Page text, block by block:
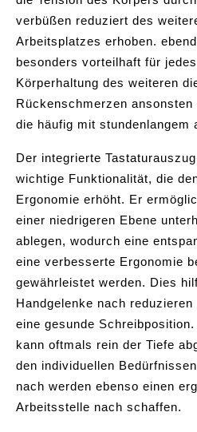
verbüßen reduziert des
Arbeitsplatzes erhoben.
besonders vorteilhaft für
Körperhaltung des weiteren
Rückenschmerzen
die häufig mit stundenlangem
Der integrierte
wichtige Funktionalität, die
Ergonomie erhöht. Er
einer niedrigeren Ebene
ablegen, wodurch eine
eine verbesserte Ergonomie
gewährleistet werden. Dies
Handgelenke nach
eine gesunde
kann oftmals rein der Tiefe
den individuellen
nach werden ebenso einen
Arbeitsstelle nach schaffen.